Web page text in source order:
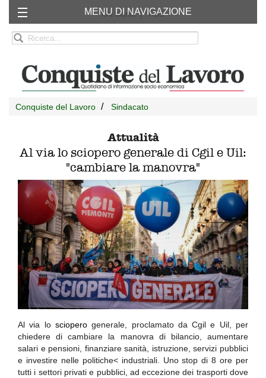
Chi siamo RSS
MENU DI NAVIGAZIONE
Conquiste del Lavoro Sindacato
Attualità
Al via lo sciopero generale di Cgil e Uil:
"cambiare la manovra"
Al via lo scioperogenerale, proclamato da Cgil e Uil, per
chiedere di cambiare la manovra di bilancio, aumentare
salari e pensioni, finanziare sanità, istruzione, servizi pubblici
e investire nelle politiche< industriali. Uno stop di 8 ore per
tutti i settori privati e pubblici, ad eccezione dei trasporti dove